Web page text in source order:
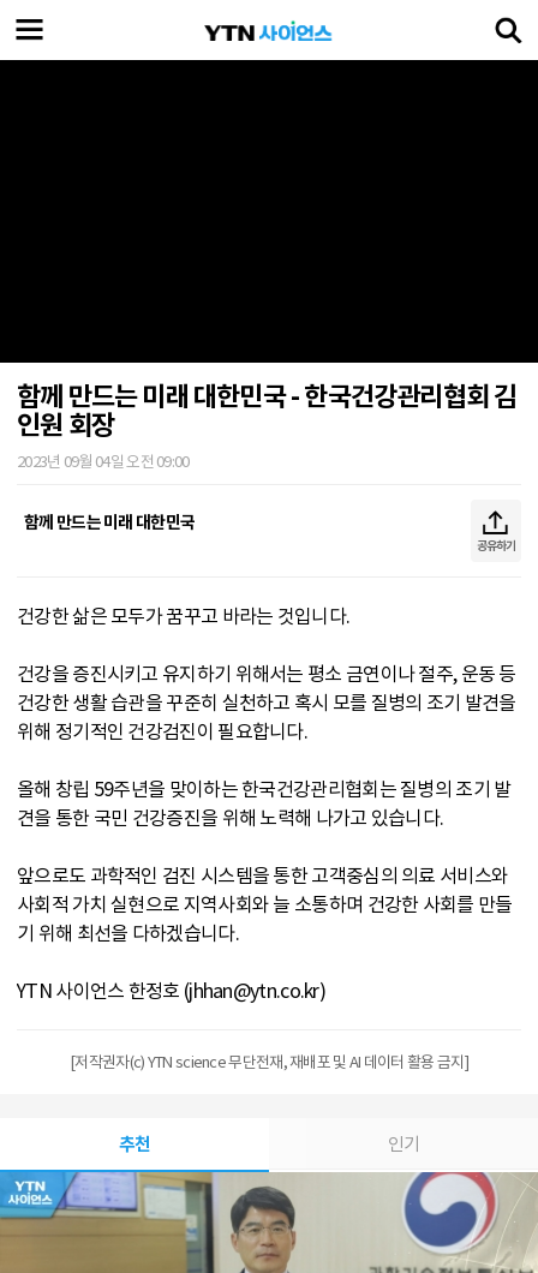
함께 만드는 미래 대한민국 - 한국건강관리협회 김
인원 회장
2023년 09월 04일 오전 09:00
함께 만드는 미래 대한민국
공유하기
건강한 삶은 모두가 꿈꾸고 바라는 것입니다.
건강을 증진시키고 유지하기 위해서는 평소 금연이나 절주, 운동 등
건강한 생활 습관을 꾸준히 실천하고 혹시 모를 질병의 조기 발견을
위해 정기적인 건강검진이 필요합니다.
올해 창립 59주년을 맞이하는 한국건강관리협회는 질병의 조기 발
견을 통한 국민 건강증진을 위해 노력해 나가고 있습니다.
앞으로도 과학적인 검진 시스템을 통한 고객중심의 의료 서비스와
사회적 가치 실현으로 지역사회와 늘 소통하며 건강한 사회를 만들
기 위해 최선을 다하겠습니다.
YTN 사이언스 한정호 (jhhan@ytn.co.kr)
[저작권자(c) YTN science 무단전재, 재배포 및 AI 데이터 활용 금지]
추천 인기